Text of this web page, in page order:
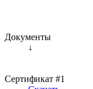
Документы
↓
Сертификат #1